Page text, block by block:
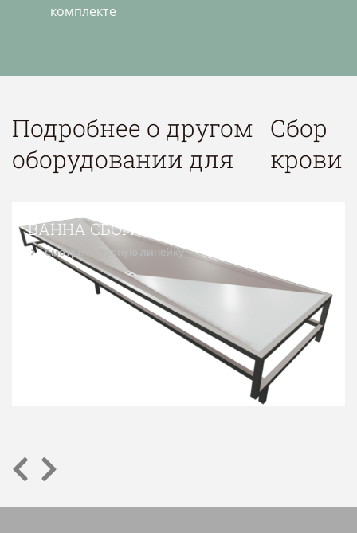
комплекте
Подробнее о другом
оборудовании для
Сбор
крови
ВАННА СБОРА КРОВИ
Смотрите полную линейку